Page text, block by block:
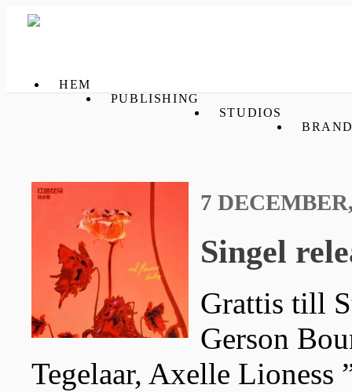
HEM
PUBLISHING
STUDIOS
7
Singel
Grattis till
Gerson
Tegelaar, Axelle Lioness